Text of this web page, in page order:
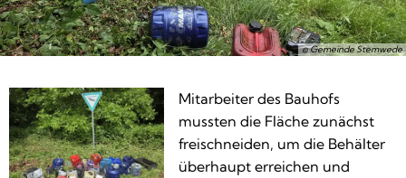
© Gemeinde Stemwede
Mitarbeiter des Bauhofs
mussten die Fläche zunächst
freischneiden, um die Behälter
überhaupt erreichen und